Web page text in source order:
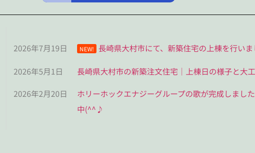
2026年7月19日 NEW! 長崎県大村市にて、新築住宅の上棟を行いま
2026年5月1日
長崎県大村市の新築注文住宅｜上棟日の様子と大
2026年2月20日
ホリーホックエナジーグループの歌が完成しました
中(^^♪